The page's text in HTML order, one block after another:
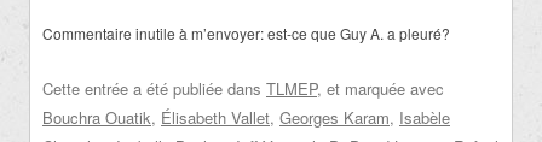
Commentaire inutile à m’envoyer: est-ce que Guy A. a pleuré?
Cette entrée a été publiée dans TLMEP, et marquée avec
Bouchra Ouatik, Élisabeth Vallet, Georges Karam, Isabèle